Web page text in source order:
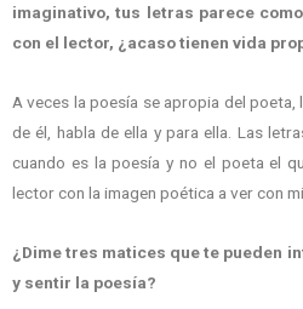
imaginativo, tus letras parece
con el lector, ¿acaso tienen vida
A veces la poesía se apropia del
de él, habla de ella y para ella. Las
cuando es la poesía y no el poeta el
lector con la imagen poética a ver con
¿Dime tres matices que te pueden
y sentir la poesía?